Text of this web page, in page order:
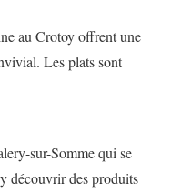
au Crotoy offrent une
Les plats sont
sur-Somme qui se
découvrir des produits